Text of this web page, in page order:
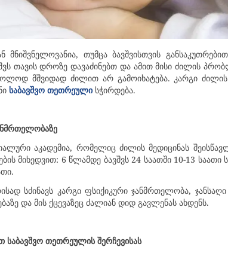
თუმცა ბავშვისთვის
თავის დროზე დავაძინებთ და ამით მისი ძილის
მშვიდად ძილით არ გამოიხატება. კარგი
საბავშვო თეთრეული სჭირდება.
აკადემია, რომელიც ძილის მედიცინას
მიხედვით: 6 წლამდე ბავშვს 24 საათში 10-13
სძინავს კარგი ფსიქიკური ჯანმრთელობა,
და მის ქცევაზეც ძალიან დიდ გავლენას ახდენს.
საბავშვო თეთრეულის შერჩევისას